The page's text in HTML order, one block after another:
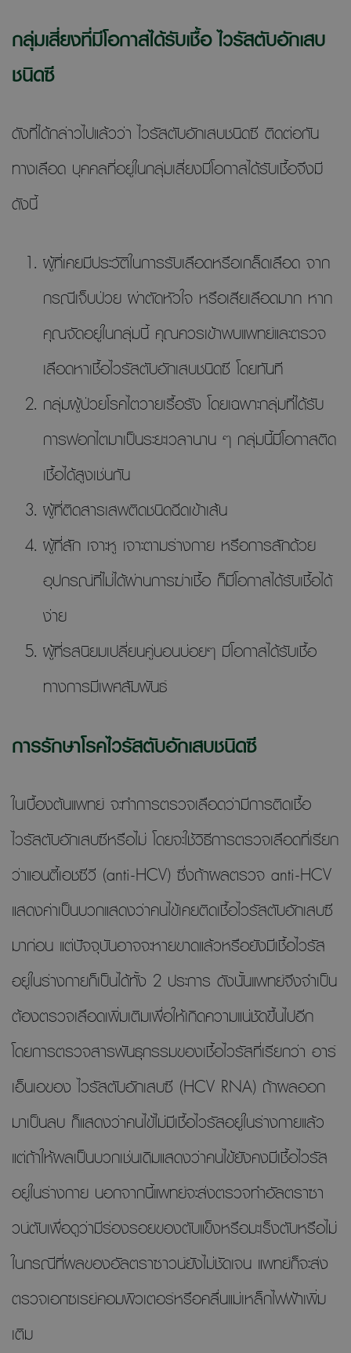
กลุ่มเสี่ยงที่มีโอกาสได้รับเชื้อ ไวรัสตับอักเสบ
ชนิดซี
ดังที่ได้กล่าวไปแล้วว่า ไวรัสตับอักเสบชนิดซี ติดต่อกัน
ทางเลือด บุคคลที่อยู่ในกลุ่มเสี่ยงมีโอกาสได้รับเชื้อจึงมี
ดังนี้
ผู้ที่เคยมีประวัติในการรับเลือดหรือเกล็ดเลือด จาก
กรณีเจ็บป่วย ผ่าตัดหัวใจ หรือเสียเลือดมาก หาก
คุณจัดอยู่ในกลุ่มนี้ คุณควรเข้าพบแพทย์และตรวจ
เลือดหาเชื้อไวรัสตับอักเสบชนิดซี โดยทันที
กลุ่มผู้ป่วยโรคไตวายเรื้อรัง โดยเฉพาะกลุ่มที่ได้รับ
การฟอกไตมาเป็นระยะเวลานาน ๆ กลุ่มนี้มีโอกาสติด
เชื้อได้สูงเช่นกัน
ผู้ที่ติดสารเสพติดชนิดฉีดเข้าเส้น
ผู้ที่สัก เจาะหู เจาะตามร่างกาย หรือการสักด้วย
อุปกรณ์ที่ไม่ได้ผ่านการฆ่าเชื้อ ก็มีโอกาสได้รับเชื้อได้
ง่าย
ผู้ที่รสนิยมเปลี่ยนคู่นอนบ่อยๆ มีโอกาสได้รับเชื้อ
ทางการมีเพศสัมพันธ์
การรักษาโรคไวรัสตับอักเสบชนิดซี
ในเบื้องต้นแพทย์ จะทำการตรวจเลือดว่ามีการติดเชื้อ
ไวรัสตับอักเสบซีหรือไม่ โดยจะใช้วิธีการตรวจเลือดที่เรียก
ว่าแอนตี้เอชซีวี (anti-HCV) ซึ่งถ้าผลตรวจ anti-HCV
แสดงค่าเป็นบวกแสดงว่าคนไข้เคยติดเชื้อไวรัสตับอักเสบซี
มาก่อน แต่ปัจจุบันอาจจะหายขาดแล้วหรือยังมีเชื้อไวรัส
อยู่ในร่างกายก็เป็นได้ทั้ง 2 ประการ ดังนั้นแพทย์จึงจำเป็น
ต้องตรวจเลือดเพิ่มเติมเพื่อให้เกิดความแน่ชัดขึ้นไปอีก
โดยการตรวจสารพันธุกรรมของเชื้อไวรัสที่เรียกว่า อาร์
เอ็นเอของ ไวรัสตับอักเสบซี (HCV RNA) ถ้าผลออก
มาเป็นลบ ก็แสดงว่าคนไข้ไม่มีเชื้อไวรัสอยู่ในร่างกายแล้ว
แต่ถ้าให้ผลเป็นบวกเช่นเดิมแสดงว่าคนไข้ยังคงมีเชื้อไวรัส
อยู่ในร่างกาย นอกจากนี้แพทย์จะส่งตรวจทำอัลตราซา
วน์ตับเพื่อดูว่ามีร่องรอยของตับแข็งหรือมะเร็งตับหรือไม่
ในกรณีที่ผลของอัลตราซาวน์ยังไม่ชัดเจน แพทย์ก็จะส่ง
ตรวจเอกซเรย์คอมพิวเตอร์หรือคลื่นแม่เหล็กไฟฟ้าเพิ่ม
เติม